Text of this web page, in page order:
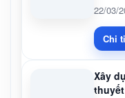
22/03/
Chi
Xây